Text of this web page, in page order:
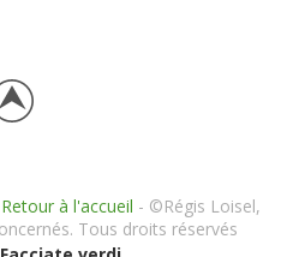
Retour à l'accueil - ©Régis Loisel,
Tous droits réservés